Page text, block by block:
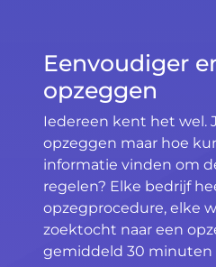
Eenvoudiger
opzeggen
Iedereen kent het wel.
opzeggen maar hoe
informatie vinden om
regelen? Elke bedrijf
opzegprocedure, elke
zoektocht naar een
gemiddeld 30 minuten